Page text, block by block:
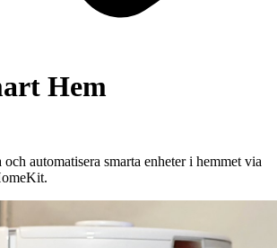
Hem
automatisera smarta enheter i hemmet via